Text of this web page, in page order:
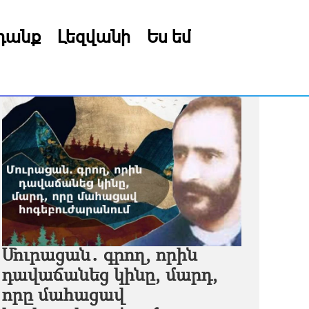
Լեզվանի Ես եմ
Մուրացան․ գրող, որին
դավաճանեց կինը, մարդ,
որը մահացավ